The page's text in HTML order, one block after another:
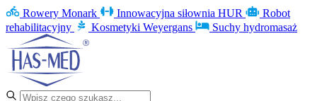
Rowery Monark Innowacyjna siłownia HUR
Robot
rehabilitacyjny
Kosmetyki Weyergans Suchy hydromasaż